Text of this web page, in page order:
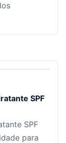
SPF
SPF
para